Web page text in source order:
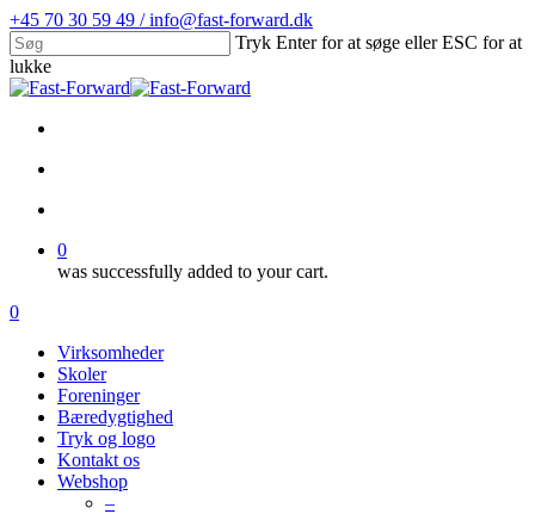
Skip
to
main
content
+45 70 30 59 49 / info@fast-forward.dk
Tryk Enter for at søge eller ESC for at
lukke
Close
0
was successfully added to your cart.
Menu
search
account
0
Virksomheder
Skoler
Foreninger
Bæredygtighed
Tryk og logo
Kontakt os
Webshop
–